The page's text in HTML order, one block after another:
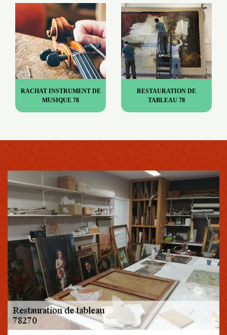
RACHAT INSTRUMENT DE
MUSIQUE 78
RESTAURATION DE
TABLEAU 78